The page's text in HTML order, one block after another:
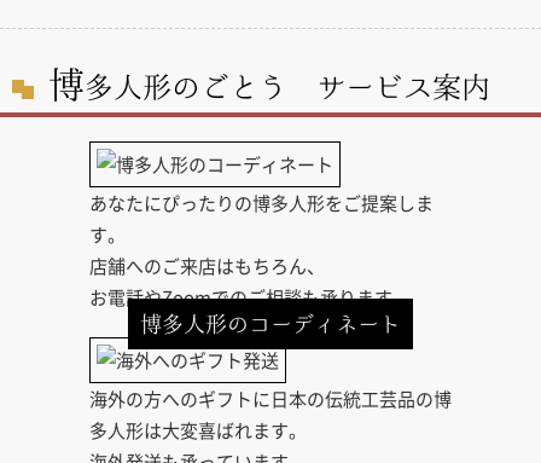
博多人形のごとう サービス案内
博多人形のコーディネート
あなたにぴったりの博多人形をご提案しま
す。
店舗へのご来店はもちろん、
お電話やZoomでのご相談も承ります。
海外の方へのギフトに日本の伝統工芸品の博
多人形は大変喜ばれます。